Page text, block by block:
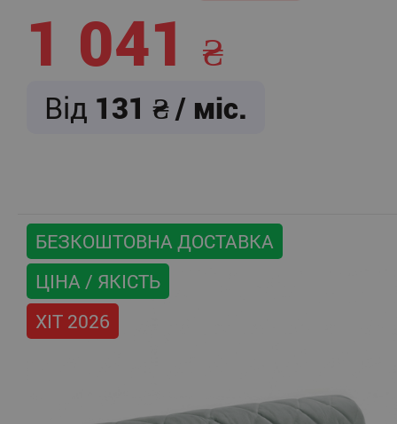
1 041
Від 131 / міс.
БЕЗКОШТОВНА ДОСТАВКА
ЦІНА / ЯКІСТЬ
ХІТ 2026